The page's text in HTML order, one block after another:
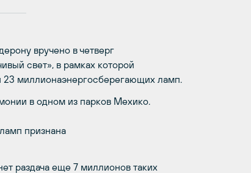
вручено в четверг
свет», в рамках которой
23 миллионаэнергосберегающих ламп.
в одном из парков Мехико.
признана
раздача еще 7 миллионов таких